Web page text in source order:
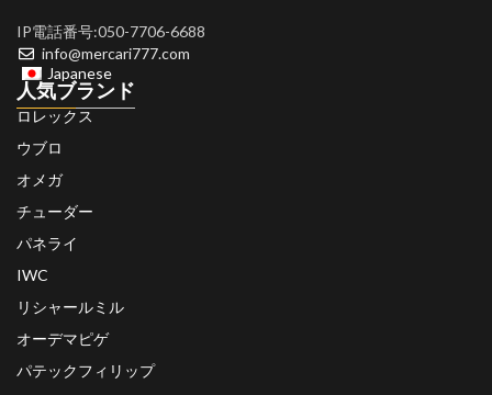
IP電話番号:050-7706-6688
info@mercari777.com
Japanese
人気ブランド
ロレックス
ウブロ
オメガ
チューダー
パネライ
IWC
リシャールミル
オーデマピゲ
パテックフィリップ